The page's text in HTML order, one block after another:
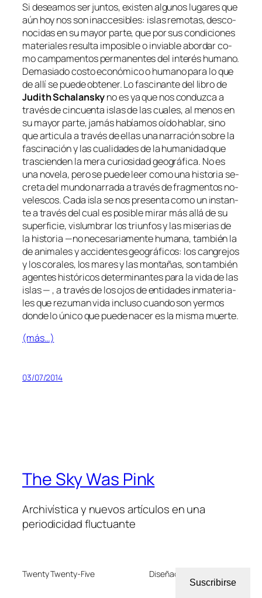
Si de­sea­mos ser jun­tos, exis­ten al­gu­nos lu­ga­res que
aún hoy nos son inac­ce­si­bles: is­las re­mo­tas, des­co­
no­ci­das en su ma­yor par­te, que por sus con­di­cio­nes
ma­te­ria­les re­sul­ta im­po­si­ble o in­via­ble abor­dar co­
mo cam­pa­men­tos per­ma­nen­tes del in­te­rés hu­mano.
Demasiado cos­to eco­nó­mi­co o hu­mano pa­ra lo que
de allí se pue­de ob­te­ner. Lo fas­ci­nan­te del li­bro de
Judith Schalanskyno es ya que nos con­duz­ca a
tra­vés de cin­cuen­ta is­las de las cua­les, al me­nos en
su ma­yor par­te, ja­más ha­bía­mos oí­do ha­blar, sino
que ar­ti­cu­la a tra­vés de ellas una na­rra­ción so­bre la
fas­ci­na­ción y las cua­li­da­des de la hu­ma­ni­dad que
tras­cien­den la me­ra cu­rio­si­dad geo­grá­fi­ca. No es
una no­ve­la, pe­ro se pue­de leer co­mo una his­to­ria se­
cre­ta del mun­do na­rra­da a tra­vés de frag­men­tos no­
ve­les­cos. Cada is­la se nos pre­sen­ta co­mo un ins­tan­
te a tra­vés del cual es po­si­ble mi­rar más allá de su
su­per­fi­cie, vis­lum­brar los triun­fos y las mi­se­rias de
la his­to­ria —no ne­ce­sa­ria­men­te hu­ma­na, tam­bién la
de ani­ma­les y ac­ci­den­tes geo­grá­fi­cos: los can­gre­jos
y los co­ra­les, los ma­res y las mon­ta­ñas, son tam­bién
agen­tes his­tó­ri­cos de­ter­mi­nan­tes pa­ra la vi­da de las
is­las — , a tra­vés de los ojos de en­ti­da­des in­ma­te­ria­
les que re­zu­man vi­da in­clu­so cuan­do son yer­mos
don­de lo úni­co que pue­de na­cer es la mis­ma muerte.
(más…)
03/07/2014
The Sky Was Pink
Archivística y nuevos artículos en una
periodicidad fluctuante
Twenty Twenty-Five Diseñado con
Suscribirse